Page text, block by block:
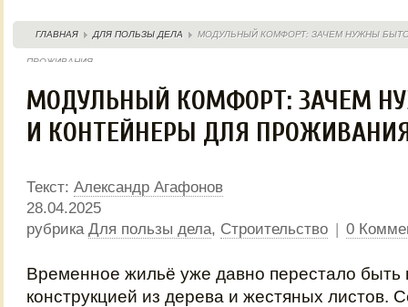
ГЛАВНАЯ ДЛЯ ПОЛЬЗЫ ДЕЛА МОДУЛЬНЫЙ КОМФОРТ: ЗАЧЕМ НУЖНЫ
ПРОЖИВАНИЯ
МОДУЛЬНЫЙ КОМФОРТ: ЗАЧЕМ
И КОНТЕЙНЕРЫ ДЛЯ
Текст: Александр Агафонов
28.04.2025
рубрика Для пользы дела, Строительство | 0
Временное жильё уже давно перестало быть
конструкцией из дерева и жестяных листов.